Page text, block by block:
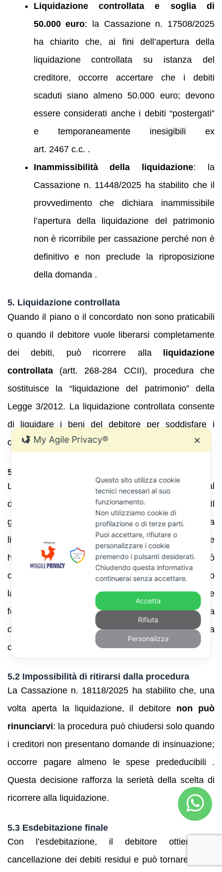
Liquidazione controllata e soglia di
50.000 euro: la Cassazione n. 17508/2025
ha chiarito che, ai fini dell’apertura della
liquidazione controllata su istanza del
creditore, occorre accertare che i debiti
scaduti siano almeno 50.000 euro; devono
essere considerati anche i debiti “postergati”
e temporaneamente inesigibili ex
art. 2467 c.c. .
Inammissibilità della liquidazione: la
Cassazione n. 11448/2025 ha stabilito che il
provvedimento che dichiara inammissibile
l’apertura della liquidazione del patrimonio
non è ricorribile per cassazione perché non è
definitivo e non preclude la riproposizione
della domanda .
5. Liquidazione controllata
Quando il piano o il concordato non sono praticabili
o quando il debitore vuole liberarsi completamente
dei debiti, può ricorrere alla
liquidazione
controllata (artt. 268‑284 CCII), procedura che
sostituisce la “liquidazione del patrimonio” della
Legge 3/2012. La liquidazione controllata consente
di liquidare i beni del debitore per soddisfare i
creditori e, al termine, ottenere l’
.
5.1 Avvio e svolgimento
La liquidazione controllata può essere richiesta dal
debitore, da un creditore o dal pubblico ministero. Il
giudice nomina unliquidatoree dispone la
liquidazione dei beni. Il debitore deve collaborare e
ha l’obbligo di conservare i documenti; non può
compiere nuovi atti dispositivi. I creditori presentano
la domanda di ammissione al passivo; il liquidatore
forma lo stato passivo. Dopo la vendita dei beni e la
distribuzione del ricavato, il liquidatore chiede la
chiusura della procedura.
5.2 Impossibilità di ritirarsi dalla procedura
La Cassazione n. 18118/2025 ha stabilito che, una
volta aperta la liquidazione, il debitore non può
rinunciarvi: la procedura può chiudersi solo quando
i creditori non presentano domande di insinuazione;
occorre pagare almeno le spese prededucibili .
Questa decisione rafforza la serietà della scelta di
ricorrere alla liquidazione.
5.3 Esdebitazione finale
Con l’esdebitazione, il debitore ottiene la
cancellazione dei debiti residui e può tornare a una
My Agile Privacy® ✕
Questo sito utilizza cookie
tecnici necessari al suo
funzionamento.
Non utilizziamo cookie di
profilazione o di terze parti.
Puoi accettare, rifiutare o
personalizzare i cookie
premendo i pulsanti desiderati.
Chiudendo questa informativa
continuerai senza accettare.
Accetta
Rifiuta
Personalizza